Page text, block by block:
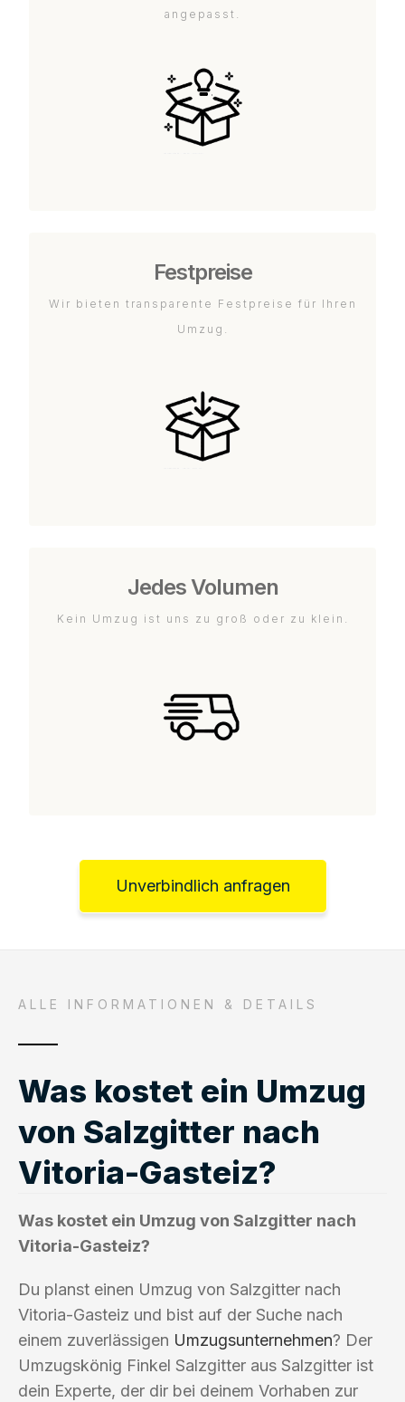
angepasst.
Festpreise
Wir bieten transparente Festpreise für Ihren
Umzug.
Jedes Volumen
Kein Umzug ist uns zu groß oder zu klein.
Unverbindlich anfragen
ALLE INFORMATIONEN & DETAILS
Was kostet ein Umzug
von Salzgitter nach
Vitoria-Gasteiz?
Was kostet ein Umzug von Salzgitter nach
Vitoria-Gasteiz?
Du planst einen Umzug von Salzgitter nach
Vitoria-Gasteiz und bist auf der Suche nach
einem zuverlässigen Umzugsunternehmen? Der
Umzugskönig Finkel Salzgitter aus Salzgitter ist
dein Experte, der dir bei deinem Vorhaben zur